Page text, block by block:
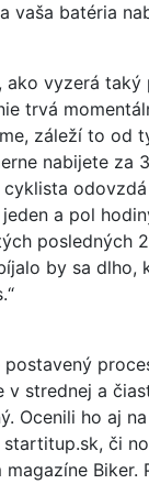
vaša batéria
ako vyzerá taký
trvá
záleží to od
nabijete za
cyklista
a pol
posledných
by sa dlho,
strednej a
Ocenili ho aj
či
Biker.